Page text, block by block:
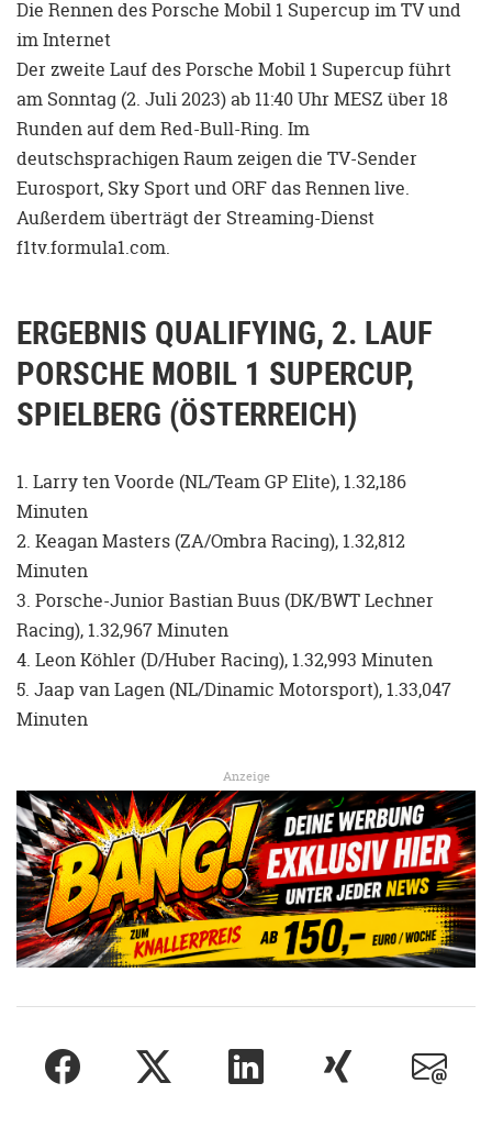
Die Rennen des Porsche Mobil 1 Supercup im TV und
im Internet
Der zweite Lauf des Porsche Mobil 1 Supercup führt
am Sonntag (2. Juli 2023) ab 11:40 Uhr MESZ über 18
Runden auf dem Red-Bull-Ring. Im
deutschsprachigen Raum zeigen die TV-Sender
Eurosport, Sky Sport und ORF das Rennen live.
Außerdem überträgt der Streaming-Dienst
f1tv.formula1.com.
ERGEBNIS QUALIFYING, 2. LAUF
PORSCHE MOBIL 1 SUPERCUP,
SPIELBERG (ÖSTERREICH)
1. Larry ten Voorde (NL/Team GP Elite), 1.32,186
Minuten
2. Keagan Masters (ZA/Ombra Racing), 1.32,812
Minuten
3. Porsche-Junior Bastian Buus (DK/BWT Lechner
Racing), 1.32,967 Minuten
4. Leon Köhler (D/Huber Racing), 1.32,993 Minuten
5. Jaap van Lagen (NL/Dinamic Motorsport), 1.33,047
Minuten
Anzeige